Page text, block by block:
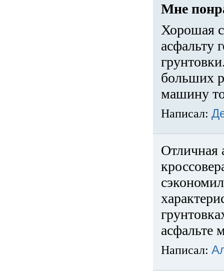
Мне
Хорошая
асфальту
больших
машину
Написал:
Отличная
асфальте
Написал: